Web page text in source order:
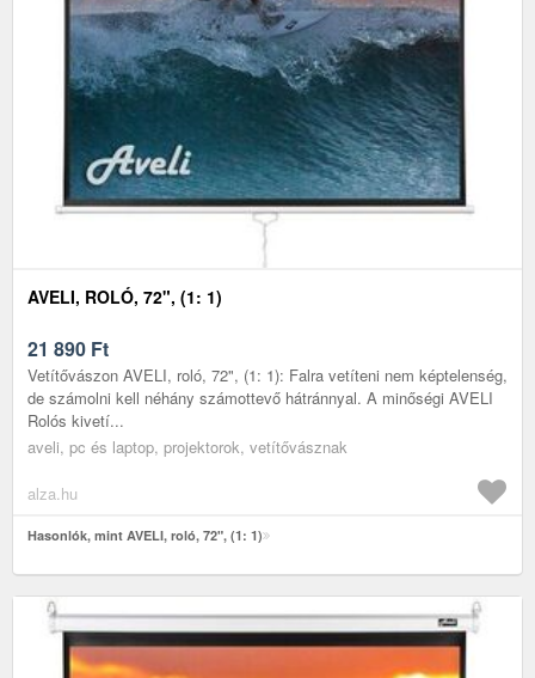
AVELI, ROLÓ, 72", (1: 1)
21 890 Ft
Vetítővászon AVELI, roló, 72", (1: 1): Falra vetíteni nem képtelenség,
de számolni kell néhány számottevő hátránnyal. A minőségi AVELI
Rolós kivetí...
aveli, pc és laptop, projektorok, vetítővásznak
alza.hu
Hasonlók, mint AVELI, roló, 72", (1: 1)